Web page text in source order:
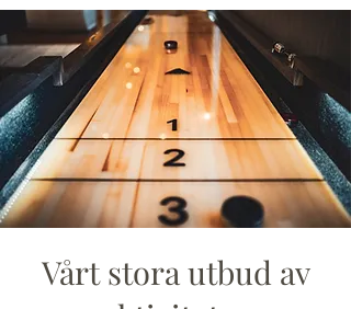
Vårt stora utbud av